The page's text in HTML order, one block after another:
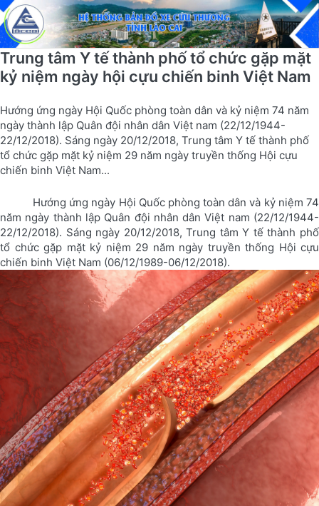
Trung tâm Y tế thành phố tổ chức gặp mặt
kỷ niệm ngày hội cựu chiến binh Việt Nam
Hướng ứng ngày Hội Quốc phòng toàn dân và kỷ niệm 74 năm
ngày thành lập Quân đội nhân dân Việt nam (22/12/1944-
22/12/2018). Sáng ngày 20/12/2018, Trung tâm Y tế thành phố
tổ chức gặp mặt kỷ niệm 29 năm ngày truyền thống Hội cựu
chiến binh Việt Nam...
Hướng ứng ngày Hội Quốc phòng toàn dân và kỷ niệm 74
năm ngày thành lập Quân đội nhân dân Việt nam (22/12/1944-
22/12/2018). Sáng ngày 20/12/2018, Trung tâm Y tế thành phố
tổ chức gặp mặt kỷ niệm 29 năm ngày truyền thống Hội cựu
chiến binh Việt Nam (06/12/1989-06/12/2018).